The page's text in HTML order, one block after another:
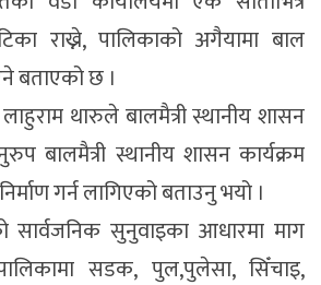
राख्ने, पालिकाको अगैयामा बाल
बताएको छ ।
थारुले बालमैत्री स्थानीय शासन
बालमैत्री स्थानीय शासन कार्यक्रम
गर्न लागिएको बताउनु भयो ।
सार्वजनिक सुनुवाइका आधारमा माग
सडक, पुल,पुलेसा, सिँचाइ,